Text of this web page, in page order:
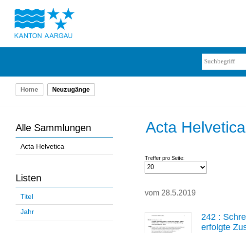
Home Neuzugänge
Alle Sammlungen
Acta Helvetica
Listen
Titel
Jahr
Acta Helvetica
Treffer pro Seite:
vom 28.5.2019
242 :
erfolgte